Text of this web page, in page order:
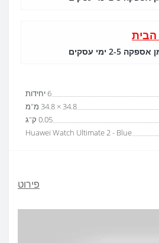
6 יחידות
34.8 × 34.8 מ"מ
0.05 ק"ג
Huawei Watch Ultimate 2 - Blue
פירוט